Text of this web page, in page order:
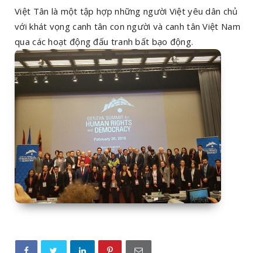
Việt Tân là một tập hợp những người Việt yêu dân chủ
với khát vọng canh tân con người và canh tân Việt Nam
qua các hoạt động đấu tranh bất bạo động.